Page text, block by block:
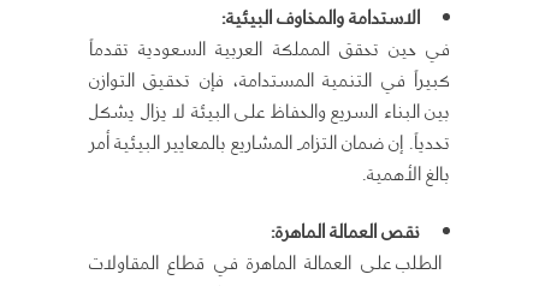
الاستدامة والمخاوف البيئية:
في حين تحقق المملكة العربية السعودية تقدماً
كبيراً في التنمية المستدامة، فإن تحقيق التوازن
بين البناء السريع والحفاظ على البيئة لا يزال يشكل
تحدياً. إن ضمان التزام المشاريع بالمعايير البيئية أمر
بالغ الأهمية.
نقص العمالة الماهرة:
الطلب على العمالة الماهرة في قطاع المقاولات